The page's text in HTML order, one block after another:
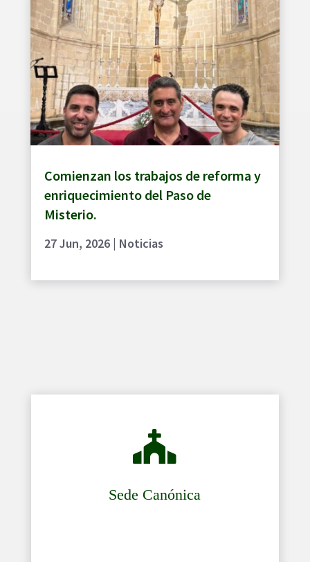
Comienzan los trabajos de reforma y
enriquecimiento del Paso de
Misterio.
27 Jun, 2026| Noticias

Sede Canónica